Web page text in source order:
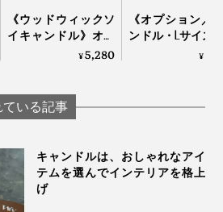
や薪ストープで燃やした時に漂う香りをイメージ
《ウッドウィックソ
イキャンドル》オー
ストラリアの大自然
木製芯のアロマキャ
ンドル｜GREEN
¥5,280
《オプション／
ンドル・Lサイズ
りが広がりやす
house
¥
ている記事
キャンドルは、おしゃれなアイ
テムを選んでインテリアを格上
げ